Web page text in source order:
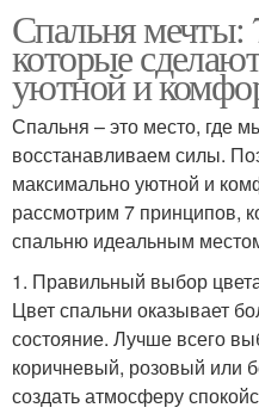
Спальня мечты:
которые
уютной и
Спальня – это место, где
восстанавливаем силы.
максимально уютной и
рассмотрим 7 принципов,
спальню идеальным
1. Правильный выбор
Цвет спальни оказывает
состояние. Лучше всего
коричневый, розовый или
создать атмосферу